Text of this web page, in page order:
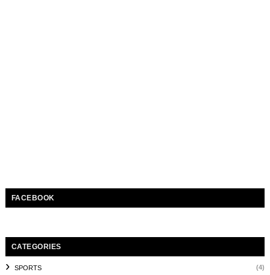
FACEBOOK
CATEGORIES
SPORTS (4)